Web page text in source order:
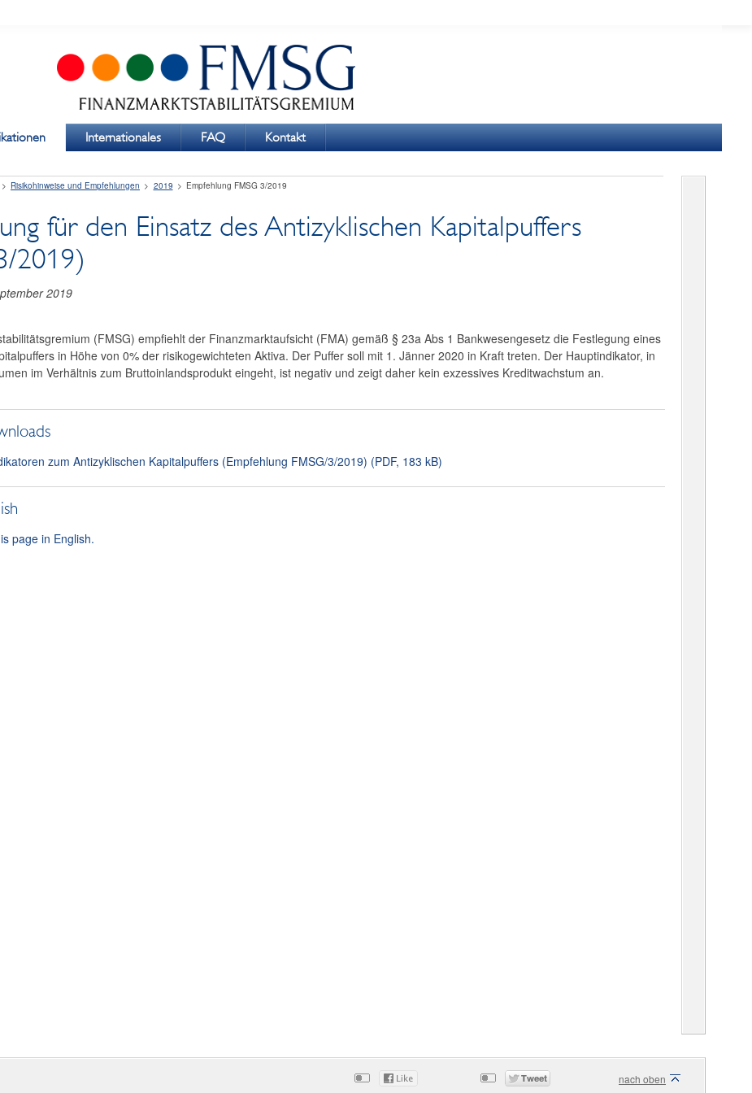
Internationales FAQ Kontakt
Risikohinweise und Empfehlungen 2019 Empfehlung FMSG 3/2019
für den Einsatz des Antizyklischen Kapitalpuffers
2019)
2019
(FMSG) empfiehlt der Finanzmarktaufsicht (FMA) gemäß § 23a Abs 1 Bankwesengesetz die Festlegung eines
in Höhe von 0% der risikogewichteten Aktiva. Der Puffer soll mit 1. Jänner 2020 in Kraft treten. Der Hauptindikator, in
im Verhältnis zum Bruttoinlandsprodukt eingeht, ist negativ und zeigt daher kein exzessives Kreditwachstum an.
zum Antizyklischen Kapitalpuffers (Empfehlung FMSG/3/2019) (PDF, 183 kB)
page in English.
nach oben